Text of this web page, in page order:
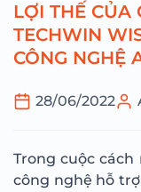
LỢI THẾ CỦA
TECHWIN
CÔNG NGHỆ
28/06/2022
Trong cuộc
công nghệ hỗ